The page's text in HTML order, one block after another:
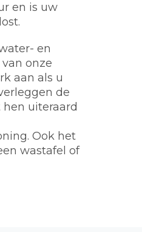
en is uw
en
onze
aan als u
de
uiteraard
Ook het
wastafel of